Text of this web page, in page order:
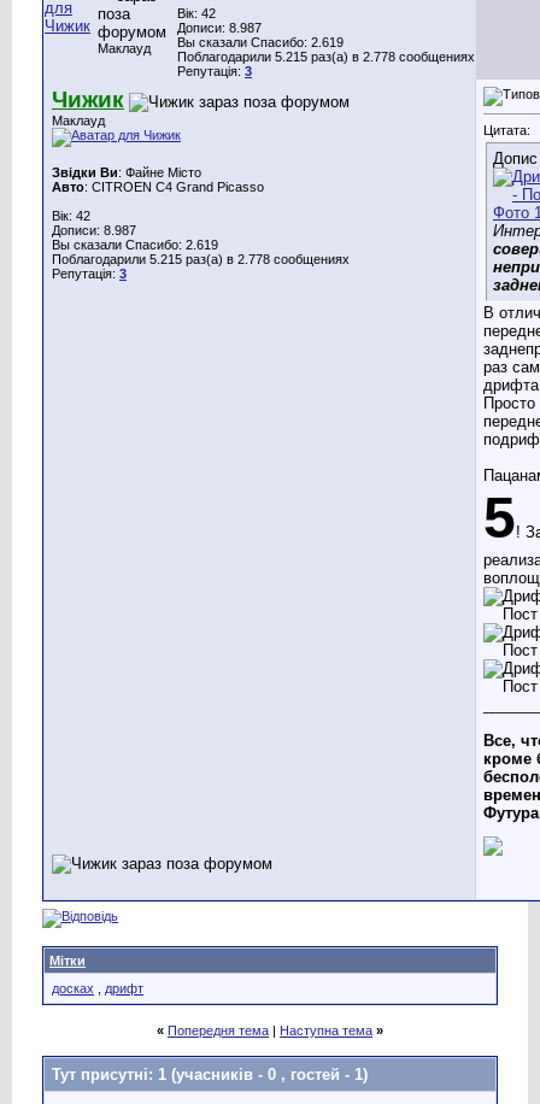
Маклауд
Вік: 42
Дописи: 8.987
Вы сказали Спасибо: 2.619
Поблагодарили 5.215 раз(а) в 2.778 сообщениях
Репутація: 3
Чижик
Маклауд
Звідки Ви: Файне Місто
Авто: CITROEN C4 Grand Picasso
Вік: 42
Дописи: 8.987
Вы сказали Спасибо: 2.619
Поблагодарили 5.215 раз(а) в 2.778 сообщениях
Репутація: 3
Цитата:
В
раз
Просто
5!
Все,
кроме
Мітки
досках
дрифт
« Попередня тема | Наступна тема »
Тут присутні: 1 (учасників - 0 , гостей - 1)